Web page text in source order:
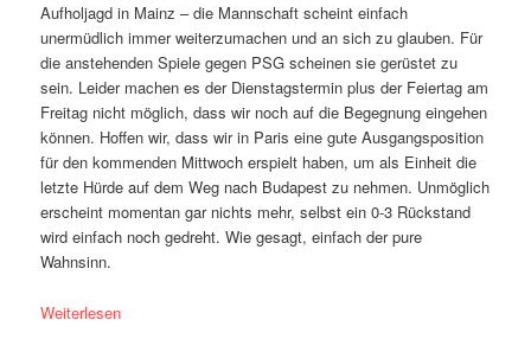
Aufholjagd in Mainz – die Mannschaft scheint einfach
unermüdlich immer weiterzumachen und an sich zu glauben. Für
die anstehenden Spiele gegen PSG scheinen sie gerüstet zu
sein. Leider machen es der Dienstagstermin plus der Feiertag am
Freitag nicht möglich, dass wir noch auf die Begegnung eingehen
können. Hoffen wir, dass wir in Paris eine gute Ausgangsposition
für den kommenden Mittwoch erspielt haben, um als Einheit die
letzte Hürde auf dem Weg nach Budapest zu nehmen. Unmöglich
erscheint momentan gar nichts mehr, selbst ein 0-3 Rückstand
wird einfach noch gedreht. Wie gesagt, einfach der pure
Wahnsinn.
Weiterlesen